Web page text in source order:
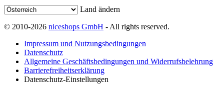
Land ändern
© 2010-2026 niceshops GmbH - All rights reserved.
Impressum und Nutzungsbedingungen
Datenschutz
Allgemeine Geschäftsbedingungen und Widerrufsbelehrung
Barrierefreiheitserklärung
Datenschutz-Einstellungen